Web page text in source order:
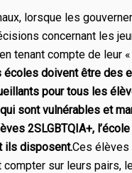
lorsque les
concernant les
tenant compte de leur
écoles doivent être des
pour tous les
sont vulnérables et
2SLGBTQIA+,
ils disposent.Ces élèves
sur leurs pairs,